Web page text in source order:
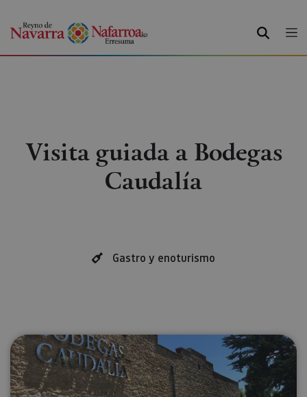
BUSCAR
Visita guiada a Bodegas
Caudalía
Gastro y enoturismo